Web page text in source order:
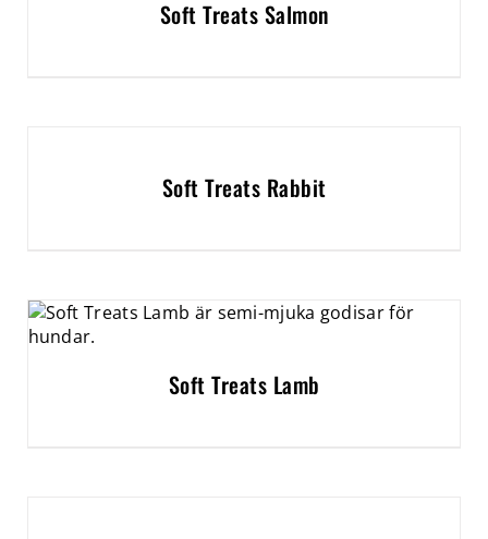
Soft Treats Salmon
Soft Treats Rabbit
Soft Treats Lamb